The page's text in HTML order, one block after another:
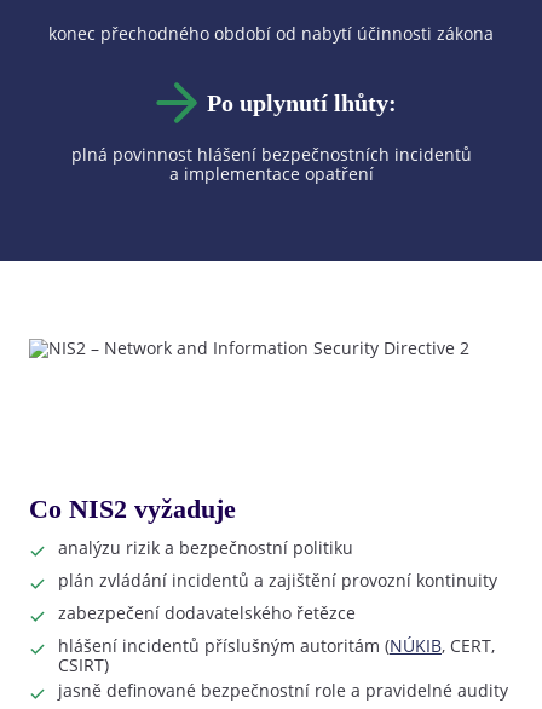
konec přechodného období od nabytí účinnosti zákona
Po uplynutí lhůty:
plná povinnost hlášení bezpečnostních incidentů
a implementace opatření
Co NIS2 vyžaduje
analýzu rizik a bezpečnostní politiku
plán zvládání incidentů a zajištění provozní kontinuity
zabezpečení dodavatelského řetězce
hlášení incidentů příslušným autoritám (NÚKIB, CERT,
CSIRT)
jasně definované bezpečnostní role a pravidelné audity